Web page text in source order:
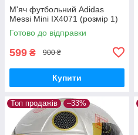
М'яч футбольний Adidas
Messi Mini IX4071 (розмір 1)
Готово до відправки
599 ₴ 900 ₴
Купити
Топ продажів –33%